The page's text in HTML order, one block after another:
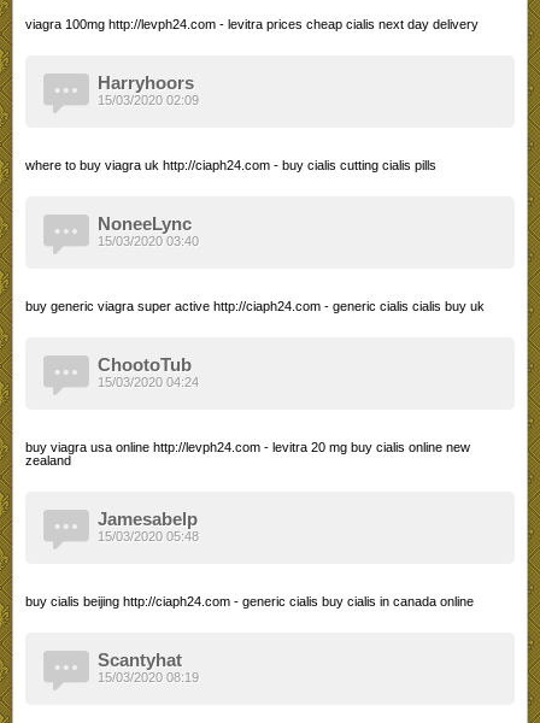
viagra 100mg http://levph24.com - levitra prices cheap cialis next day delivery
Harryhoors
where to buy viagra uk http://ciaph24.com - buy cialis cutting cialis pills
15/03/2020 02:09
NoneeLync
buy generic viagra super active http://ciaph24.com - generic cialis cialis buy uk
15/03/2020 03:40
ChootoTub
buy viagra usa online http://levph24.com - levitra 20 mg buy cialis online new
zealand
15/03/2020 04:24
Jamesabelp
buy cialis beijing http://ciaph24.com - generic cialis buy cialis in canada online
15/03/2020 05:48
Scantyhat
15/03/2020 08:19